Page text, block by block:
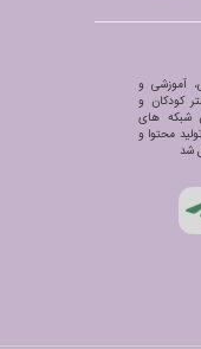
آموزشی و
کودکان و
شبکه های
محتوا و
شد